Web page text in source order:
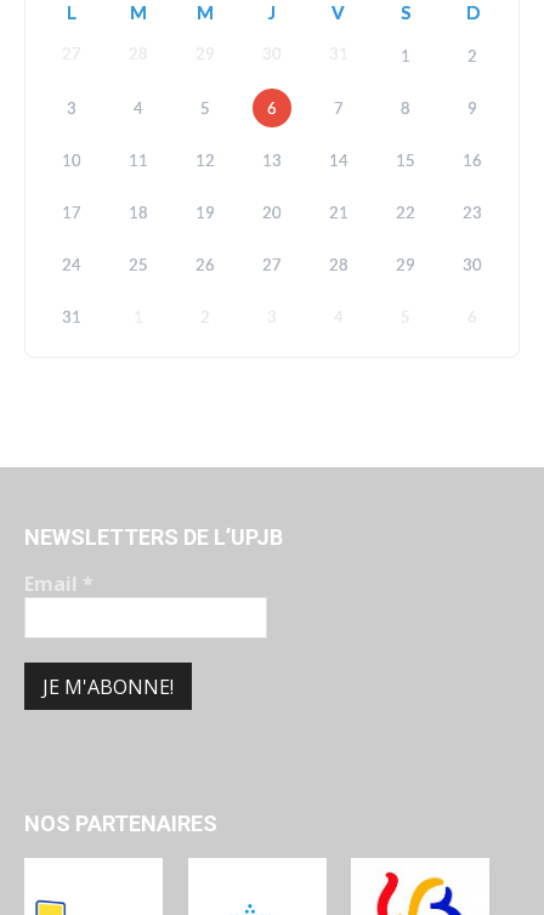
L M M J V S D
27 28 29 30 31 1 2
3 4 5 6 7 8 9
10 11 12 13 14 15 16
17 18 19 20 21 22 23
24 25 26 27 28 29 30
31 1 2 3 4 5 6
NEWSLETTERS DE L’UPJB
Email *
NOS PARTENAIRES